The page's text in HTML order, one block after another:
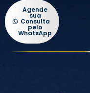
Agende
sua
Consulta
pelo
WhatsApp